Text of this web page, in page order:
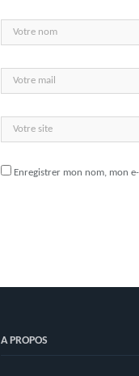
Enregistrer mon nom, mon
A PROPOS